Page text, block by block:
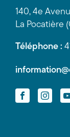
140, 4e
La Pocatière
Téléphone :
FacebookInstagram